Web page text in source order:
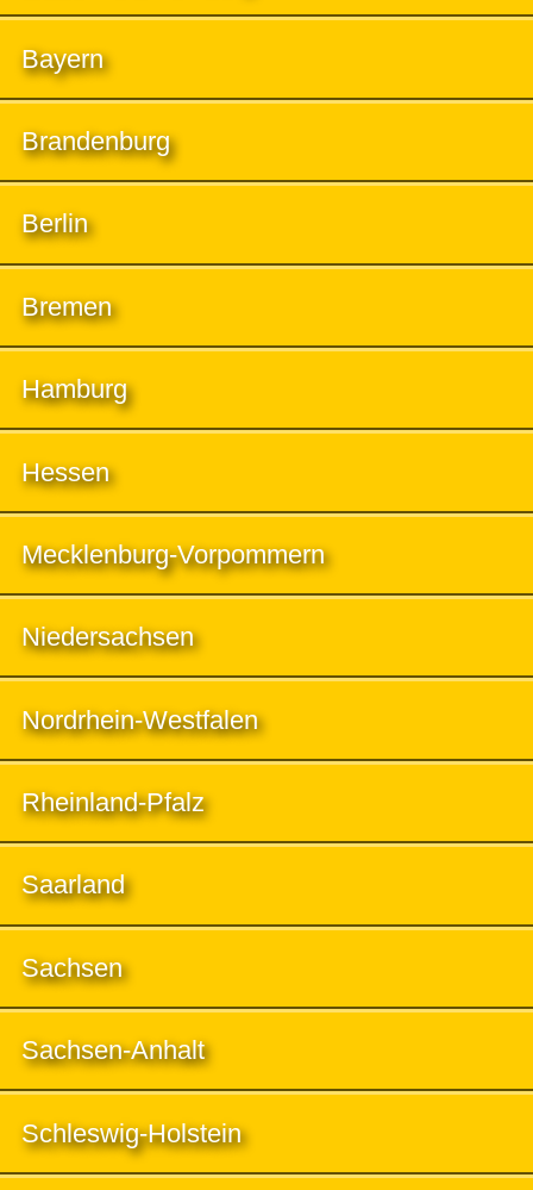
Bayern
Brandenburg
Berlin
Bremen
Hamburg
Hessen
Mecklenburg-Vorpommern
Niedersachsen
Nordrhein-Westfalen
Rheinland-Pfalz
Saarland
Sachsen
Sachsen-Anhalt
Schleswig-Holstein